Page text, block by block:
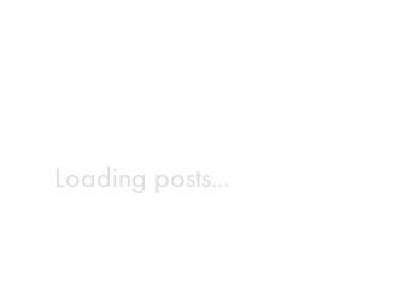
Loading posts...